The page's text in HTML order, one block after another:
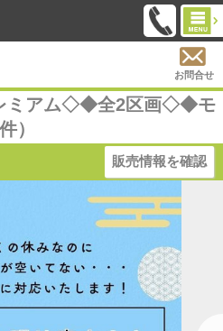
お問合せ
ミアム◇◆全2区画◇◆モ
）
販売情報を確認